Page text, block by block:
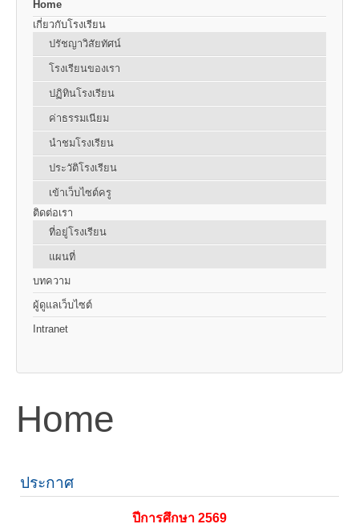
Home
เกี่ยวกับโรงเรียน
ปรัชญาวิสัยทัศน์
โรงเรียนของเรา
ปฏิทินโรงเรียน
ค่าธรรมเนียม
นำชมโรงเรียน
ประวัติโรงเรียน
เข้าเว็บไซต์ครู
ติดต่อเรา
ที่อยู่โรงเรียน
แผนที่
บทความ
ผู้ดูแลเว็บไซต์
Intranet
Home
ประกาศ
ปีการศึกษา 2569